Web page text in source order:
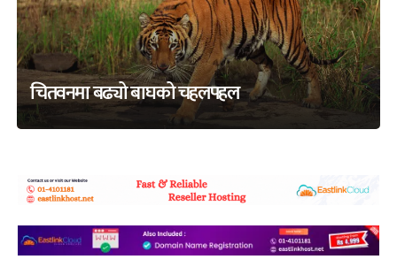
चितवनमा बढ्यो बाघको चहलपहल